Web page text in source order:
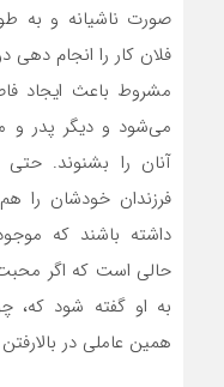
صورت ناشیانه و به
فلان کار را انجام
مشروط باعث ایجاد
می‌شود و دیگر پدر و
آنان را بشنوند. حتی
فرزندان خودشان را
داشته باشند که
حالی است که اگر
به او گفته شود که،
همین عاملی در